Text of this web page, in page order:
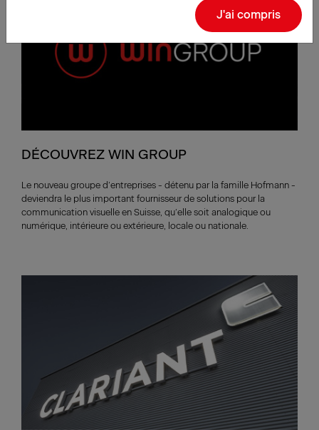
DÉCOUVREZ WIN GROUP
Le nouveau groupe d’entreprises - détenu par la famille Hofmann -
deviendra le plus important fournisseur de solutions pour la
communication visuelle en Suisse, qu’elle soit analogique ou
numérique, intérieure ou extérieure, locale ou nationale.
J'ai compris